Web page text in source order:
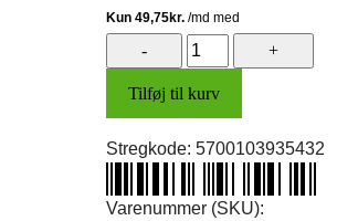
USB-
stik
(Van)
antal
Tilføj til kurv
Stregkode: 5700103935432
Varenummer (SKU):